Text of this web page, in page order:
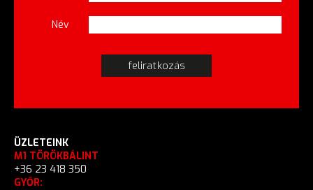
Név
ÜZLETEINK
M1 TÖRÖKBÁLINT
+36 23 418 350
GYŐR: